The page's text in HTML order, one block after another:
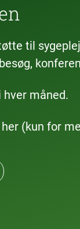
til
hver måned.
(kun for